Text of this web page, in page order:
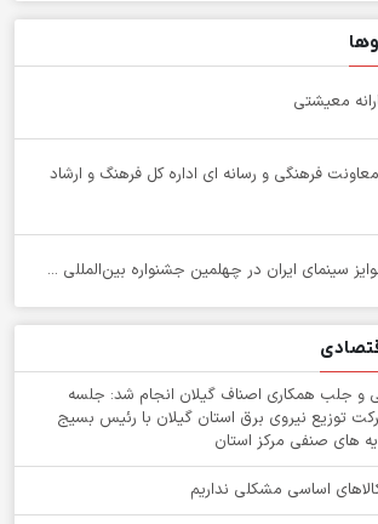
معیشتی
فرهنگی و رسانه ای اداره کل فرهنگ و ارشاد
سینمای ایران در چهلمین جشنواره بین‌المللی ...
جلب همکاری اصناف گیلان انجام شد: جلسه
توزیع نیروی برق استان گیلان با رئیس بسیج
های صنفی مركز استان
اساسی مشکلی نداریم